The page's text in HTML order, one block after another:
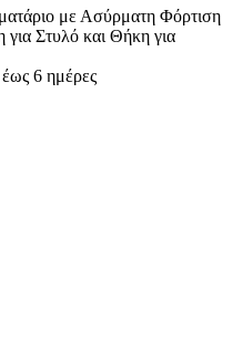
με Ασύρματη Φόρτιση
Στυλό και Θήκη για
6 ημέρες